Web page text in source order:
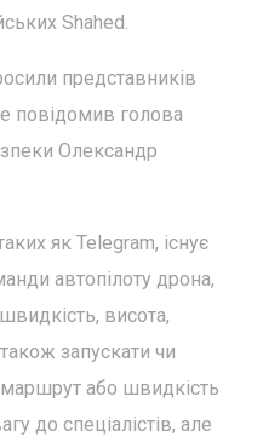
Shahed.
представників
повідомив голова
Олександр
як Telegram, існує
автопілоту дрона,
висота,
запускати чи
або швидкість
до спеціалістів, але